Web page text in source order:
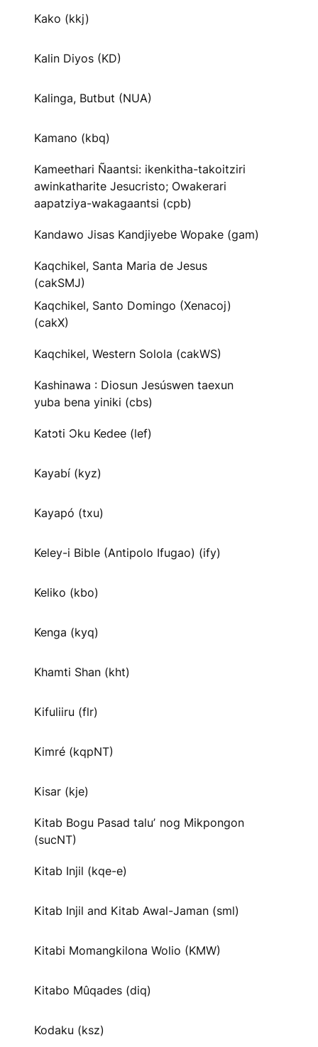
Kako (kkj)
Kalin Diyos (KD)
Kalinga, Butbut (NUA)
Kamano (kbq)
Kameethari Ñaantsi: ikenkitha-takoitziri
awinkatharite Jesucristo; Owakerari
aapatziya-wakagaantsi (cpb)
Kandawo Jisas Kandjiyebe Wopake (gam)
Kaqchikel, Santa Maria de Jesus
(cakSMJ)
Kaqchikel, Santo Domingo (Xenacoj)
(cakX)
Kaqchikel, Western Solola (cakWS)
Kashinawa : Diosun Jesúswen taexun
yuba bena yiniki (cbs)
Katɔti Ɔku Kedee (lef)
Kayabí (kyz)
Kayapó (txu)
Keley-i Bible (Antipolo Ifugao) (ify)
Keliko (kbo)
Kenga (kyq)
Khamti Shan (kht)
Kifuliiru (flr)
Kimré (kqpNT)
Kisar (kje)
Kitab Bogu Pasad taluʼ nog Mikpongon
(sucNT)
Kitab Injil (kqe-e)
Kitab Injil and Kitab Awal-Jaman (sml)
Kitabi Momangkilona Wolio (KMW)
Kitabo Mûqades (diq)
Kodaku (ksz)